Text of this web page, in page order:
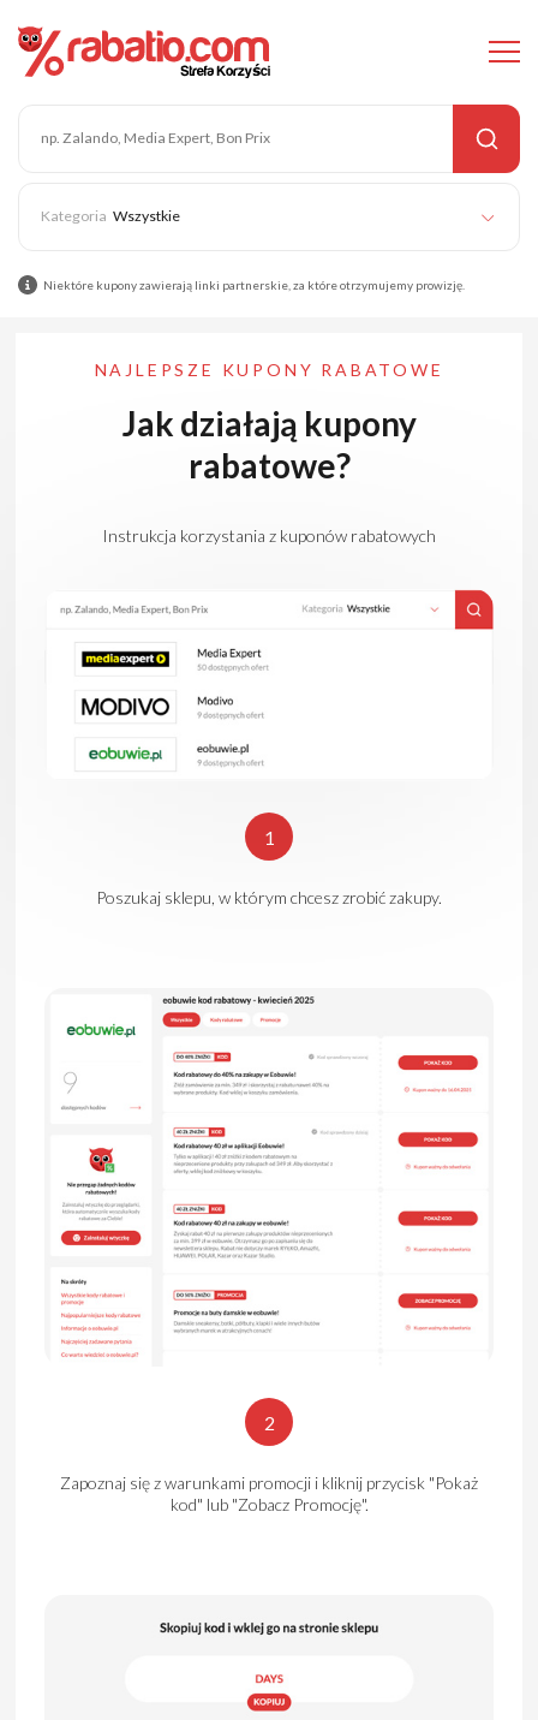
Wszystkie
Niektóre kupony zawierają linki partnerskie, za które otrzymujemy prowizję.
NAJLEPSZE KUPONY RABATOWE
Jak działają kupony
rabatowe?
Instrukcja korzystania z kuponów rabatowych
1
Poszukaj sklepu, w którym chcesz zrobić zakupy.
2
Zapoznaj się z warunkami promocji i kliknij przycisk "Pokaż
kod" lub "Zobacz Promocję".